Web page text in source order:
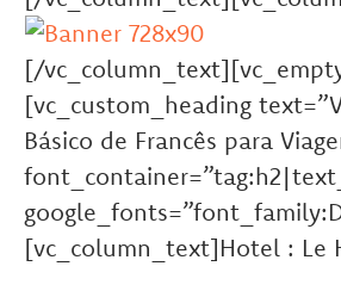
[/
[vc_custom_heading
Básico de Francês para
[vc_column_text]Hotel : Le